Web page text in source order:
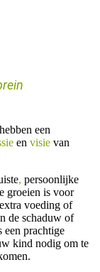
een
en visie van
, persoonlijke
groeien is voor
voeding of
de schaduw of
een prachtige
kind nodig om te